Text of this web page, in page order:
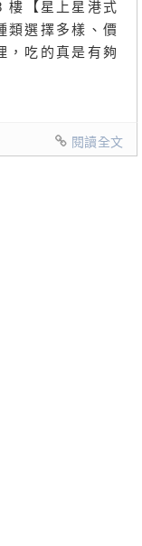
樓【星上星港式
類選擇多樣、價
，吃的真是有夠
閱讀全文